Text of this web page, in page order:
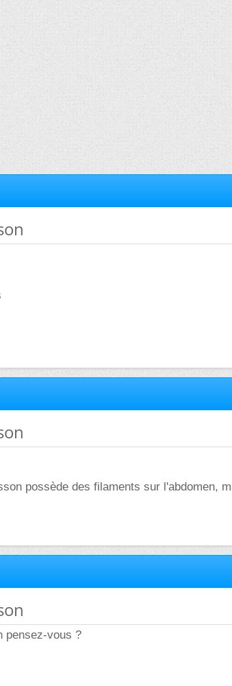
possède des filaments sur l'abdomen,
pensez-vous ?